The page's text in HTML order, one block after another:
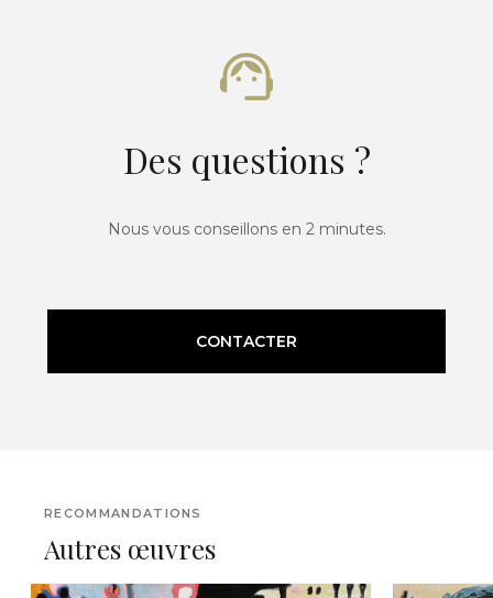
Des questions ?
Nous vous conseillons en 2 minutes.
CONTACTER
RECOMMANDATIONS
Autres œuvres